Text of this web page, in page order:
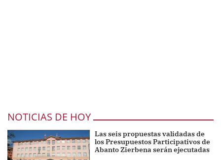
NOTICIAS DE HOY
Las seis propuestas validadas de
los Presupuestos Participativos de
Abanto Zierbena serán ejecutadas